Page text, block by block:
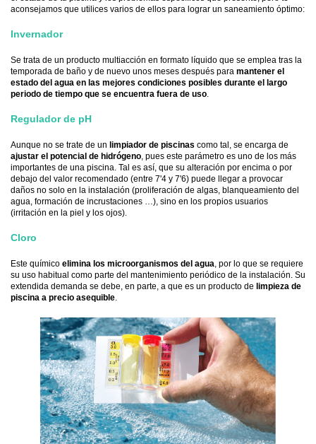
aconsejamos que utilices varios de ellos para lograr un saneamiento óptimo:
Invernador
Se trata de un producto multiacción en formato líquido que se emplea tras la
temporada de baño y de nuevo unos meses después para mantener el
estado del agua en las mejores condiciones posibles durante el largo
periodo de tiempo que se encuentra fuera de uso
Regulador de pH
Aunque no se trate de un limpiador de piscinas como tal, se encarga de
ajustar el potencial de hidrógeno , pues este parámetro es uno de los más
importantes de una piscina. Tal es así, que su alteración por encima o por
debajo del valor recomendado (entre 7'4 y 7'6) puede llegar a provocar
daños no solo en la instalación (proliferación de algas, blanqueamiento del
agua, formación de incrustaciones …), sino en los propios usuarios
(irritación en la piel y los ojos).
Cloro
Este químico elimina los microorganismos del agua , por lo que se requiere
su uso habitual como parte del mantenimiento periódico de la instalación. Su
extendida demanda se debe, en parte, a que es un producto de limpieza de
piscina a precio asequible